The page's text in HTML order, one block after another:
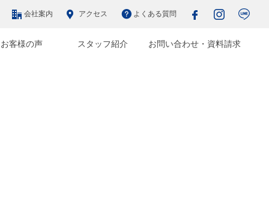
会社案内 アクセス よくある質問
お客様の声 スタッフ紹介 お問い合わせ・資料請求